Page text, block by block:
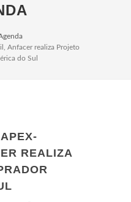
Anfacer realiza Projeto
do Sul
REALIZA